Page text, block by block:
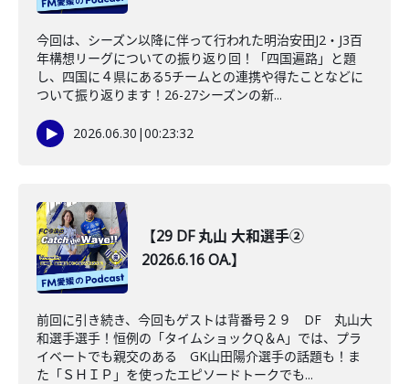
今回は、シーズン以降に伴って行われた明治安田J2・J3百
年構想リーグについての振り返り回！「四国遍路」と題
し、四国に４県にある5チームとの連携や得たことなどに
ついて振り返ります！26-27シーズンの新...
2026.06.30 |00:23:32
【29 DF 丸山 大和選手②
2026.6.16 OA.】
前回に引き続き、今回もゲストは背番号２９ DF 丸山大
和選手選手！恒例の「タイムショックQ＆A」では、プラ
イベートでも親交のある GK山田陽介選手の話題も！ま
た「ＳＨＩＰ」を使ったエピソードトークでも...